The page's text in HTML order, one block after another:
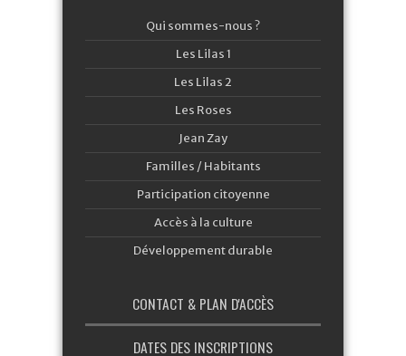
Qui sommes-nous ?
Les Lilas 1
Les Lilas 2
Les Roses
Jean Zay
Familles / Habitants
Participation citoyenne
Accès à la culture
Développement durable
CONTACT & PLAN D'ACCÈS
DATES DES INSCRIPTIONS